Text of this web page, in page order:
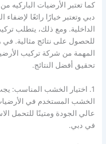
كما تعتبر الأرضيات الباركيه
دبي وتعتبر خيارًا رائعًا
الداخلية. ومع ذلك، يتطلب
للحصول على نتائج مثالية.
المهمة من شركة تركيب
تحقيق أفضل النتائج.
1. اختيار الخشب المناسب:
الخشب المستخدم في
عالي الجودة ومتينًا للتحمل
في دبي.